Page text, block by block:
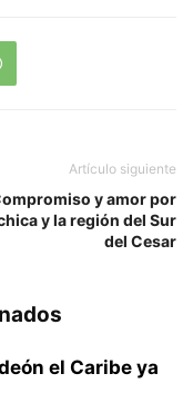
Artículo siguiente
y amor por
y la región del Sur
del Cesar
el Caribe ya